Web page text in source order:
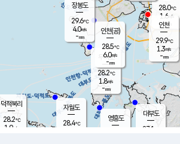
무의도
28.2℃
1.8m/s
-mm
영흥도
자월도
28.4℃
장봉도
29.6℃
4.0m/s
-mm
대부도
27.1
28.0℃
1.6 m/s
-mm
덕적북리
28.2℃
1.9m/s
인천(공)
28.5℃
6.0m/s
-mm
인천
29.9℃
1.3m/s
-mm